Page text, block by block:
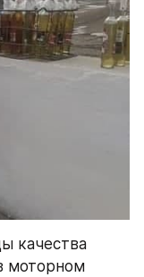
качества
моторном